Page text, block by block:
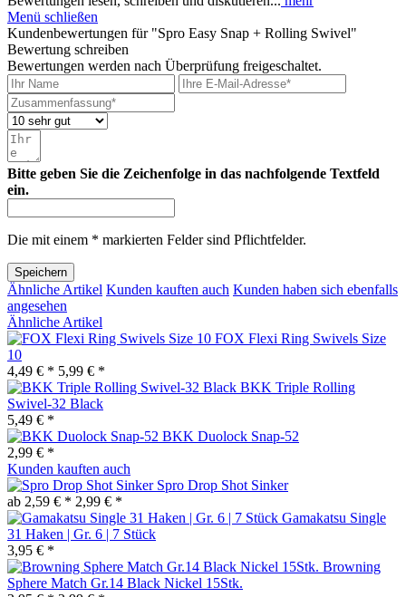
Menü schließen
Kundenbewertungen für "Spro Easy Snap + Rolling Swivel"
Bewertung schreiben
Bewertungen werden nach Überprüfung freigeschaltet.
Bitte geben Sie die Zeichenfolge in das nachfolgende Textfeld
ein.
Die mit einem * markierten Felder sind Pflichtfelder.
Speichern
Ähnliche Artikel Kunden kauften auch Kunden haben sich ebenfalls
angesehen
Ähnliche Artikel
FOX Flexi Ring Swivels Size
10
4,49 € * 5,99 € *
BKK Triple Rolling
Swivel-32 Black
5,49 € *
BKK Duolock Snap-52
2,99 € *
Kunden kauften auch
Spro Drop Shot Sinker
ab 2,59 € * 2,99 € *
Gamakatsu Single
31 Haken | Gr. 6 | 7 Stück
3,95 € *
Browning
Sphere Match Gr.14 Black Nickel 15Stk.